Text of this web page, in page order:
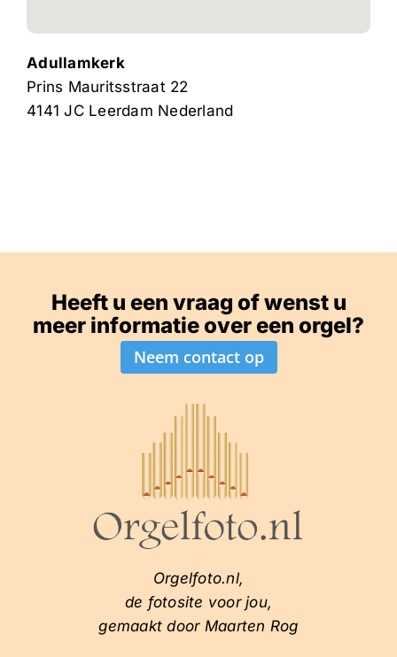
Adullamkerk
Prins Mauritsstraat 22
4141 JC Leerdam Nederland
Heeft u een vraag of wenst u
meer informatie over een orgel?
Neem contact op
Orgelfoto.nl,
de fotosite voor jou,
gemaakt door Maarten Rog